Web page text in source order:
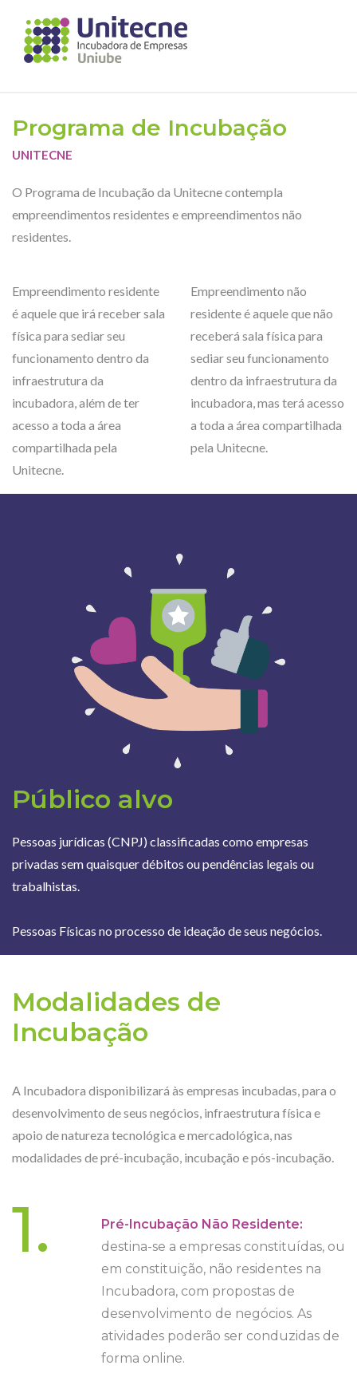
Programa de Incubação
UNITECNE
O Programa de Incubação da Unitecne contempla
empreendimentos residentes e empreendimentos não
residentes.
Empreendimento residente
é aquele que irá receber sala
física para sediar seu
funcionamento dentro da
infraestrutura da
incubadora, além de ter
acesso a toda a área
compartilhada pela
Unitecne.
Empreendimento não
residente é aquele que não
receberá sala física para
sediar seu funcionamento
dentro da infraestrutura da
incubadora, mas terá acesso
a toda a área compartilhada
pela Unitecne.
Público alvo
Pessoas jurídicas (CNPJ) classificadas como empresas
privadas sem quaisquer débitos ou pendências legais ou
trabalhistas.
Pessoas Físicas no processo de ideação de seus negócios.
Modalidades de
Incubação
A Incubadora disponibilizará às empresas incubadas, para o
desenvolvimento de seus negócios, infraestrutura física e
apoio de natureza tecnológica e mercadológica, nas
modalidades de pré-incubação, incubação e pós-incubação.
1.
Pré-Incubação Não Residente:
destina-se a empresas constituídas, ou
em constituição, não residentes na
Incubadora, com propostas de
desenvolvimento de negócios. As
atividades poderão ser conduzidas de
forma online.